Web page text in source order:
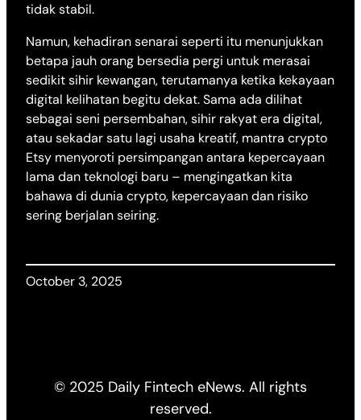
tidak stabil.
Namun, kehadiran senarai seperti itu menunjukkan
betapa jauh orang bersedia pergi untuk merasai
sedikit sihir kewangan, terutamanya ketika kekayaan
digital kelihatan begitu dekat. Sama ada dilihat
sebagai seni persembahan, sihir rakyat era digital,
atau sekadar satu lagi usaha kreatif, mantra crypto
Etsy menyoroti persimpangan antara kepercayaan
lama dan teknologi baru – mengingatkan kita
bahawa di dunia crypto, kepercayaan dan risiko
sering berjalan seiring.
October 3, 2025
© 2025 Daily Fintech eNews. All rights
reserved.